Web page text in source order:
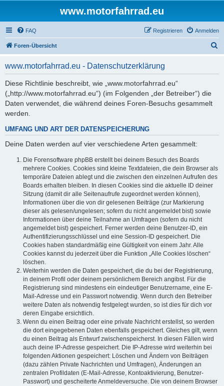
www.motorfahrrad.eu
FAQ Anmelden
Registrieren
Foren-Übersicht
www.motorfahrrad.eu - Datenschutzerklärung
Diese Richtlinie beschreibt, wie „www.motorfahrrad.eu“
(„http://www.motorfahrrad.eu“) (im Folgenden „der Betreiber“) die
Daten verwendet, die während deines Foren-Besuchs gesammelt
werden.
UMFANG UND ART DER DATENSPEICHERUNG
Deine Daten werden auf vier verschiedene Arten gesammelt:
Die Forensoftware phpBB erstellt bei deinem Besuch des Boards
mehrere Cookies. Cookies sind kleine Textdateien, die dein Browser als
temporäre Dateien ablegt und die zwischen den einzelnen Aufrufen des
Boards erhalten bleiben. In diesen Cookies sind die aktuelle ID deiner
Sitzung (damit dir alle Seitenaufrufe zugeordnet werden können),
Informationen über die von dir gelesenen Beiträge (zur Markierung
dieser als gelesen/ungelesen; sofern du nicht angemeldet bist) sowie
Informationen über deine Teilnahme an Umfragen (sofern du nicht
angemeldet bist) gespeichert. Ferner werden deine Benutzer-ID, ein
Authentifizierungsschlüssel und eine Session-ID gespeichert. Die
Cookies haben standardmäßig eine Gültigkeit von einem Jahr. Alle
Cookies kannst du jederzeit über die Funktion „Alle Cookies löschen“
löschen.
Weiterhin werden die Daten gespeichert, die du bei der Registrierung,
in deinem Profil oder deinem persönlichem Bereich angibst. Für die
Registrierung sind mindestens ein eindeutiger Benutzername, eine E-
Mail-Adresse und ein Passwort notwendig. Wenn durch den Betreiber
weitere Daten als notwendig festgelegt wurden, so ist dies für dich vor
deren Eingabe ersichtlich.
Wenn du einen Beitrag oder eine private Nachricht erstellst, so werden
die dort eingegebenen Daten ebenfalls gespeichert. Gleiches gilt, wenn
du einen Beitrag als Entwurf zwischenspeicherst. In diesen Fällen wird
auch deine IP-Adresse gespeichert. Die IP-Adresse wird weiterhin bei
folgenden Aktionen gespeichert: Löschen und Ändern von Beiträgen
(dazu zählen Private Nachrichten und Umfragen), Änderungen an
zentralen Profildaten (E-Mail-Adresse, Kontoaktivierung, Benutzer-
Passwort) und gescheiterte Anmeldeversuche. Die von deinem Browser